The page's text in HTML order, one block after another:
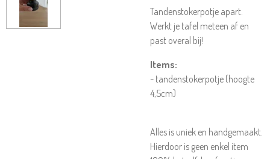
Tandenstokerpotje apart.
Werkt je tafel meteen af en
past overal bij!
Items:
- tandenstokerpotje (hoogte
4,5cm)
Alles is uniek en handgemaakt.
Hierdoor is geen enkel item